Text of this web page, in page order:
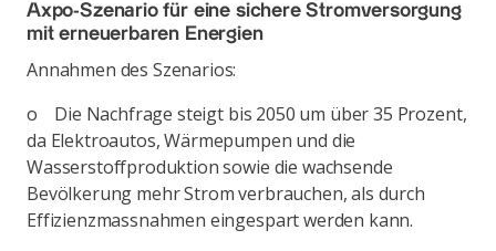
Axpo-Szenario für eine sichere Stromversorgung
mit erneuerbaren Energien
Annahmen des Szenarios:
o Die Nachfrage steigt bis 2050 um über 35 Prozent,
da Elektroautos, Wärmepumpen und die
Wasserstoffproduktion sowie die wachsende
Bevölkerung mehr Strom verbrauchen, als durch
Effizienzmassnahmen eingespart werden kann.